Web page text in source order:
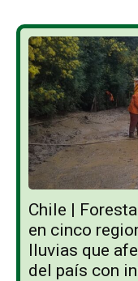
Chile |
en cinco
lluvias que
del país con